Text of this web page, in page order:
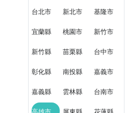
台北市 新北市 基隆市
宜蘭縣 桃園市 新竹市
新竹縣 苗栗縣 台中市
彰化縣 南投縣 嘉義市
嘉義縣 雲林縣 台南市